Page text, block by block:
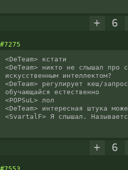
+ 6
#7275
<DeTeam> кстати
<DeTeam> никто не слышал про
искусственным интеллектом?
<DeTeam> регулирует кеш/
обучающайся естественно
<POPSuL> лол
<DeTeam> интересная штука
<SvartalF> Я слышал.
+ 6